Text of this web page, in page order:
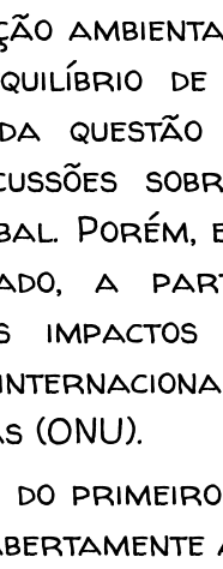
Porém,
a
(ONU).
do